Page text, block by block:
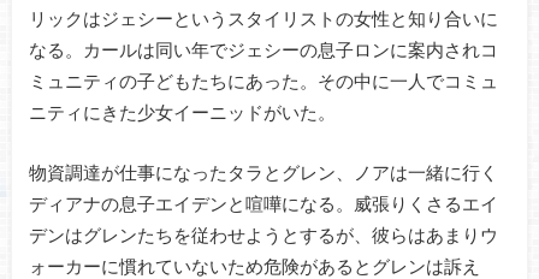
リックはジェシーというスタイリストの女性と知り合いに
なる。カールは同い年でジェシーの息子ロンに案内されコ
ミュニティの子どもたちにあった。その中に一人でコミュ
ニティにきた少女イーニッドがいた。
物資調達が仕事になったタラとグレン、ノアは一緒に行く
ディアナの息子エイデンと喧嘩になる。威張りくさるエイ
デンはグレンたちを従わせようとするが、彼らはあまりウ
ォーカーに慣れていないため危険があるとグレンは訴え